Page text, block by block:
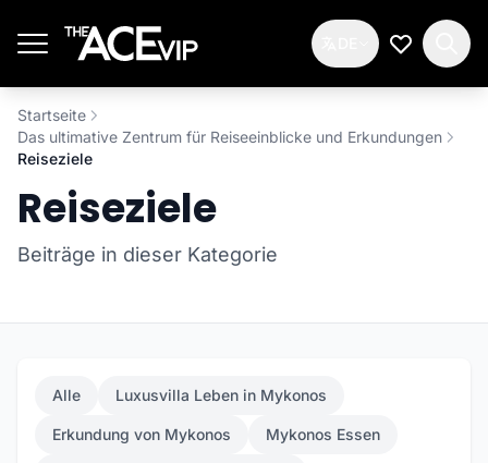
Meine
Startseite
Das ultimative Zentrum für Reiseeinblicke und Erkundungen
Reiseziele
Reiseziele
Beiträge in dieser Kategorie
Alle Luxusvilla Leben in Mykonos
Erkundung von Mykonos Mykonos Essen